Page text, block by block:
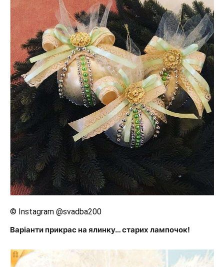
© Instagram @svadba200
Варіанти прикрас на ялинку… старих лампочок!